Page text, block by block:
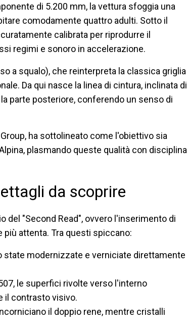
di 5.200 mm, la vettura sfoggia una
comodamente quattro adulti. Sotto il
calibrata per riprodurre il
regimi e sonoro in accelerazione.
a squalo), che reinterpreta la classica griglia
Da qui nasce la linea di cintura, inclinata di
parte posteriore, conferendo un senso di
ha sottolineato come l'obiettivo sia
plasmando queste qualità con disciplina
da scoprire
"Second Read", ovvero l'inserimento di
attenta. Tra questi spiccano:
state modernizzate e verniciate direttamente
le superfici rivolte verso l'interno
il contrasto visivo.
il doppio rene, mentre cristalli